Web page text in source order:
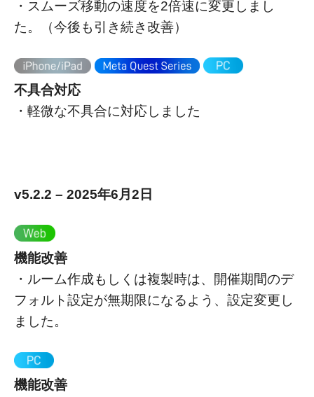
・スムーズ移動の速度を2倍速に変更しまし
た。（今後も引き続き改善）
不具合対応
・軽微な不具合に対応しました
v5.2.2 – 2025年6月2日
機能改善
・ルーム作成もしくは複製時は、開催期間のデ
フォルト設定が無期限になるよう、設定変更し
ました。
機能改善